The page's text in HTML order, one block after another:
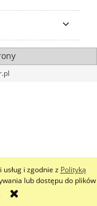
i zgodnie z Polityką
lub dostępu do plików